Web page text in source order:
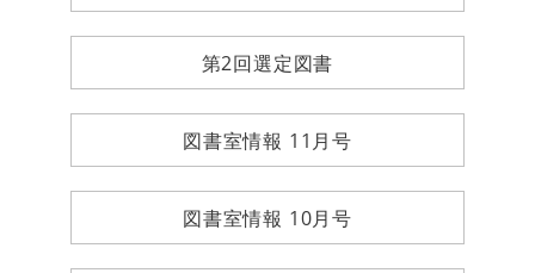
第2回選定図書
図書室情報 11月号
図書室情報 10月号